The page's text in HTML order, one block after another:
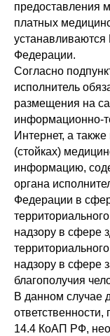
предоставления
платных
устанавливаются
Федерации.
Согласно
исполнитель
размещения на
информационно-
Интернет, а
(стойках)
информацию,
органа
Федерации в
надзору в сфере
надзору в сфере
благополучия
В данном случае
ответственности,
14.4 КоАП РФ,